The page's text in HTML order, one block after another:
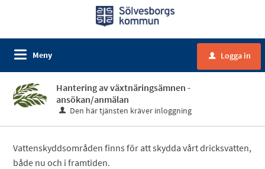
Meny u Logga in
Hantering av växtnäringsämnen -
ansökan/anmälan
Den här tjänsten kräver inloggning
Vattenskyddsområden finns för att skydda vårt dricksvatten,
både nu och i framtiden.